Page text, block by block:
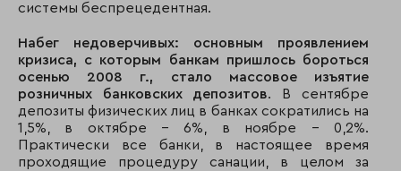
23 18 Банк
24 23 Абсолют-банк
25 21 Ситибанк
системы беспрецедентная.
Набег недоверчивых: основным проявлением
кризиса, с которым банкам пришлось бороться
осенью 2008 г., стало массовое изъятие
розничных банковских депозитов. В сентябре
депозиты физических лиц в банках сократились на
1,5%, в октябре - 6%, в ноябре - 0,2%.
Практически все банки, в настоящее время
проходящие процедуру санации, в целом за